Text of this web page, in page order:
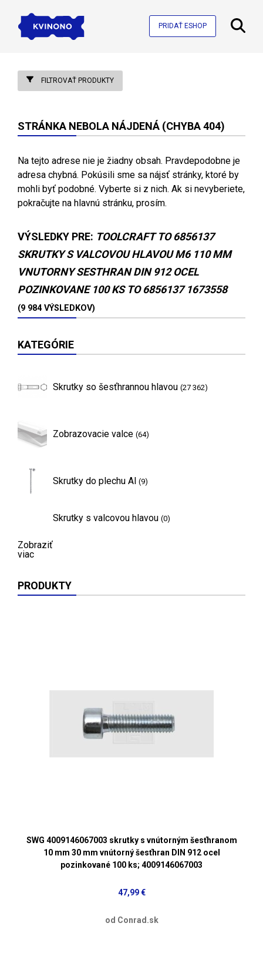
PRIDAŤ ESHOP
FILTROVAŤ PRODUKTY
STRÁNKA NEBOLA NÁJDENÁ (CHYBA 404)
Na tejto adrese nie je žiadny obsah. Pravdepodobne je
adresa chybná. Pokúsili sme sa nájsť stránky, ktoré by
mohli byť podobné. Vyberte si z nich. Ak si nevyberiete,
pokračujte na hlavnú stránku, prosím.
VÝSLEDKY PRE: TOOLCRAFT TO 6856137
SKRUTKY S VALCOVOU HLAVOU M6 110 MM
VNUTORNY SESTHRAN DIN 912 OCEL
POZINKOVANE 100 KS TO 6856137 1673558
(9 984 VÝSLEDKOV)
KATEGÓRIE
Skrutky so šesťhrannou hlavou (27 362)
Zobrazovacie valce (64)
Skrutky do plechu Al (9)
Skrutky s valcovou hlavou (0)
Zobraziť
viac
PRODUKTY
SWG 4009146067003 skrutky s vnútorným šesťhranom
10 mm 30 mm vnútorný šesťhran DIN 912 ocel
pozinkované 100 ks; 4009146067003
47,99 €
od Conrad.sk